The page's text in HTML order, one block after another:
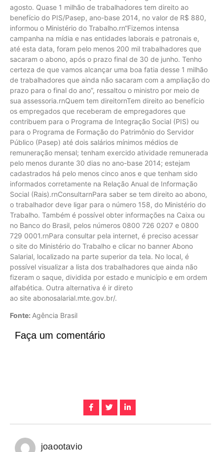
agosto. Quase 1 milhão de trabalhadores tem direito ao
benefício do PIS/Pasep, ano-base 2014, no valor de R$ 880,
informou o Ministério do Trabalho.rn“Fizemos intensa
campanha na mídia e nas entidades laborais e patronais e,
até esta data, foram pelo menos 200 mil trabalhadores que
sacaram o abono, após o prazo final de 30 de junho. Tenho
certeza de que vamos alcançar uma boa fatia desse 1 milhão
de trabalhadores que ainda não sacaram com a ampliação do
prazo para o final do ano”, ressaltou o ministro por meio de
sua assessoria.rnQuem tem direitornTem direito ao benefício
os empregados que receberam de empregadores que
contribuem para o Programa de Integração Social (PIS) ou
para o Programa de Formação do Patrimônio do Servidor
Público (Pasep) até dois salários mínimos médios de
remuneração mensal; tenham exercido atividade remunerada
pelo menos durante 30 dias no ano-base 2014; estejam
cadastrados há pelo menos cinco anos e que tenham sido
informados corretamente na Relação Anual de Informação
Social (Rais).rnConsultarnPara saber se tem direito ao abono,
o trabalhador deve ligar para o número 158, do Ministério do
Trabalho. Também é possível obter informações na Caixa ou
no Banco do Brasil, pelos números 0800 726 0207 e 0800
729 0001.rnPara consultar pela internet, é preciso acessar
o site do Ministério do Trabalho e clicar no banner Abono
Salarial, localizado na parte superior da tela. No local, é
possível visualizar a lista dos trabalhadores que ainda não
fizeram o saque, dividida por estado e município e em ordem
alfabética. Outra alternativa é ir direto
ao site abonosalarial.mte.gov.br/.
Fonte: Agência Brasil
Faça um comentário
joaootavio